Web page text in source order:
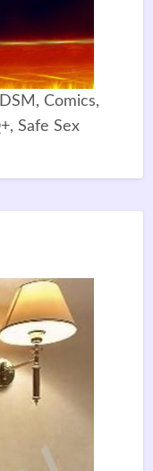
Comics,
Safe Sex